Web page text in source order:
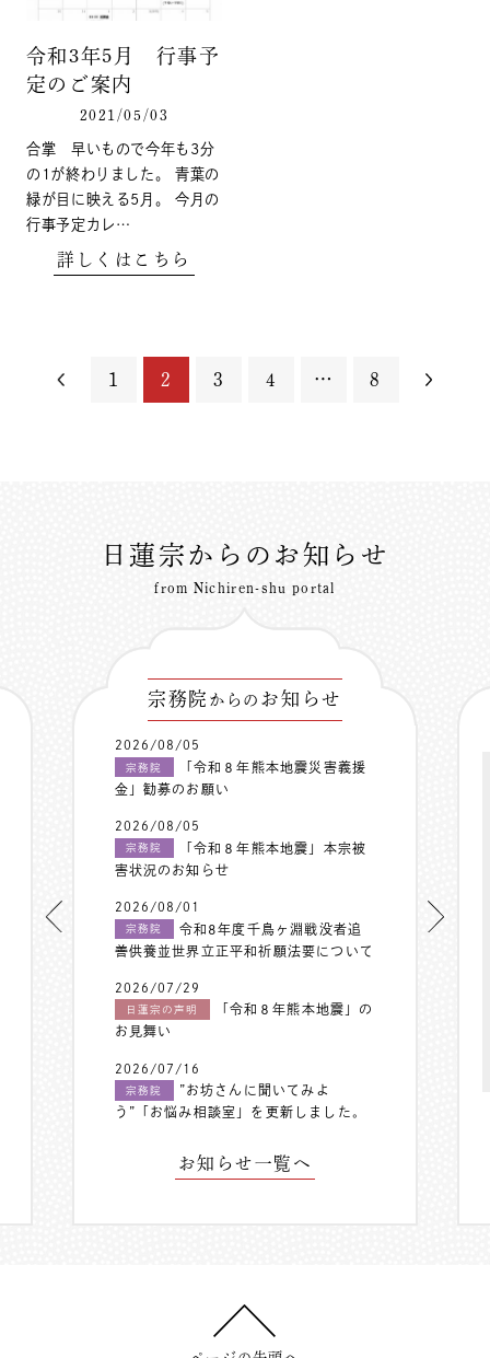
令和3年5月 行事予
定のご案内
2021/05/03
合掌 早いもので今年も3分
の1が終わりました。 青葉の
緑が目に映える5月。 今月の
行事予定カレ…
詳しくはこちら
1 2 3 4 … 8
日蓮宗からのお知らせ
from Nichiren-shu portal
宗務院 からの お知らせ
2026/08/05
宗務院
「令和８年熊本地震災害義援
金」勧募のお願い
2026/08/05
宗務院
「令和８年熊本地震」本宗被
害状況のお知らせ
2026/08/01
宗務院
令和8年度千鳥ヶ淵戦没者追
善供養並世界立正平和祈願法要について
2026/07/29
日蓮宗の声明
「令和８年熊本地震」の
お見舞い
2026/07/16
宗務院
”お坊さんに聞いてみよ
う”「お悩み相談室」を更新しました。
お知らせ一覧へ